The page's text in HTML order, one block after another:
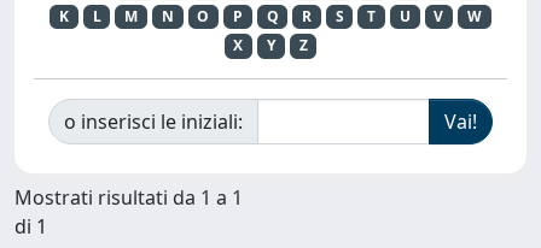
K
L M N O P Q R S T U V
W
X
Y Z
o inserisci le iniziali:
Mostrati risultati da 1 a 1
di 1